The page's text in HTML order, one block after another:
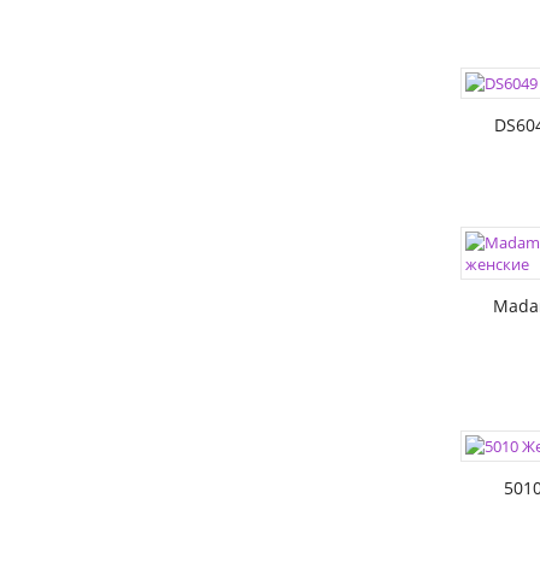
ЦВЕТА: